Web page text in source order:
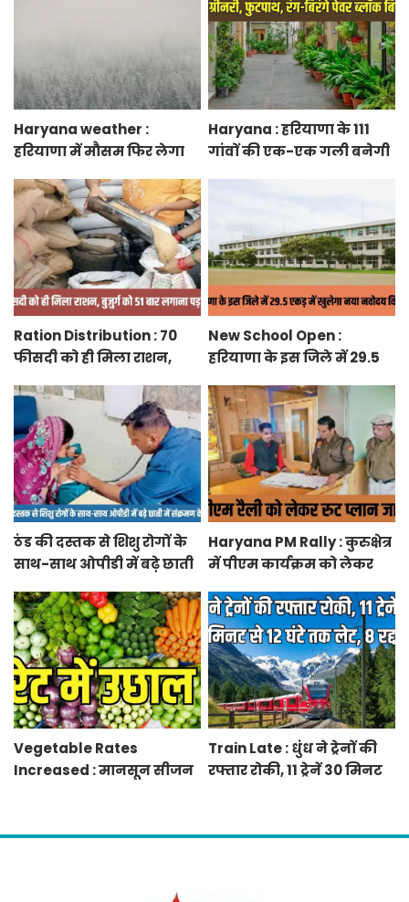
फटाफट करें बुकिंग
Haryana weather :
हरियाणा में मौसम फिर लेगा
होगी बारिश
Haryana : हरियाणा के 111
गांवों की एक-एक गली बनेगी
Ration Distribution : 70
फीसदी को ही मिला राशन,
अंगूठा
New School Open :
हरियाणा के इस जिले में 29.5
विद्यालय
ठंड की दस्तक से शिशु रोगों के
साथ-साथ ओपीडी में बढ़े छाती
Haryana PM Rally : कुरुक्षेत्र
में पीएम कार्यक्रम को लेकर
Vegetable Rates
Increased : मानसून सीजन
Train Late : धुंध ने ट्रेनों की
रफ्तार रोकी, 11 ट्रेनें 30 मिनट